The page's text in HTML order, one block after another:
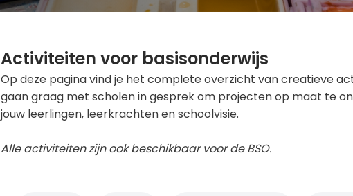
Activiteiten voor basisonderwijs
Op deze pagina vind je het complete overzicht van creatieve
gaan graag met scholen in gesprek om projecten op maat te
jouw leerlingen, leerkrachten en schoolvisie.
Alle activiteiten zijn ook beschikbaar voor de BSO.